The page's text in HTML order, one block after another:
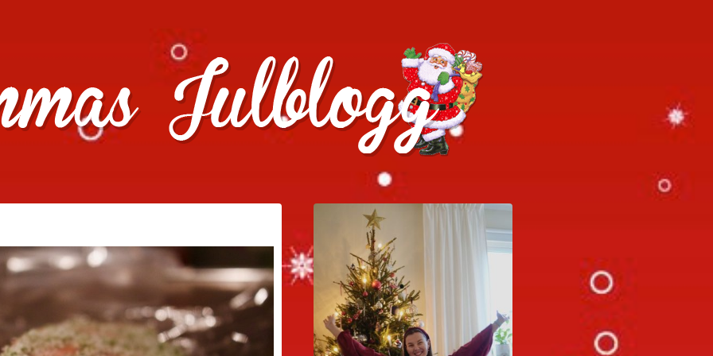
julklappstips, julkalendrar, adventskalendrar , julpyssel och julrecept!